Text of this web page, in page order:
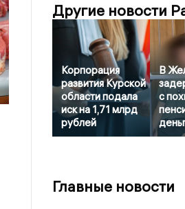
Другие новости
Корпорация
развития Курской
области подала
иск на 1,71 млрд
рублей
В
с
Главные новости